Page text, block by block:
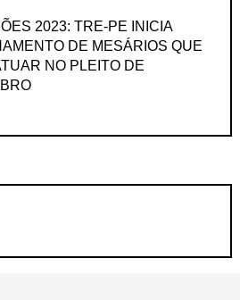
2023: TRE-PE INICIA
DE MESÁRIOS QUE
NO PLEITO DE